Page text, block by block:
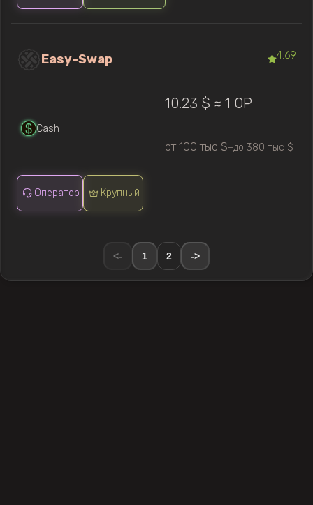
Easy-Swap 4.69
Cash
10.23 $ ≈ 1 OP
от 100 тыс $—до 380 тыс $
Оператор Крупный
<- 1 2 ->